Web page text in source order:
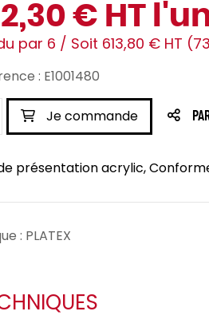
€ HT
par 6 / Soit 613,80 € HT
: E1001480
Je commande
présentation acrylic,
: PLATEX